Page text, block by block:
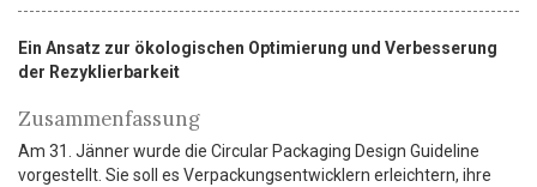
Ein Ansatz zur ökologischen Optimierung und Verbesserung
der Rezyklierbarkeit
Zusammenfassung
Am 31. Jänner wurde die Circular Packaging Design Guideline
vorgestellt. Sie soll es Verpackungsentwicklern erleichtern, ihre